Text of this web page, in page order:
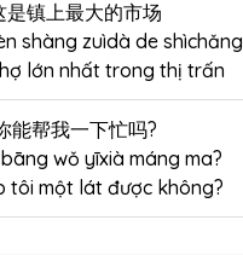
是镇上最大的市场
shàng zuìdà de shìchǎng
lớn nhất trong thị trấn
能帮我一下忙吗?
wǒ yīxià máng ma?
tôi một lát được không?